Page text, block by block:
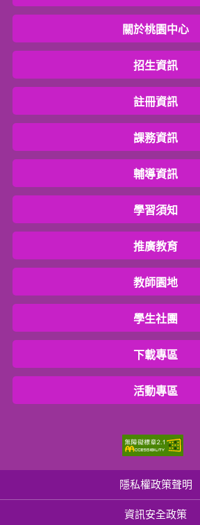
關於桃園中心
招生資訊
註冊資訊
課務資訊
輔導資訊
學習須知
推廣教育
教師園地
學生社團
下載專區
活動專區
隱私權政策聲明
資訊安全政策